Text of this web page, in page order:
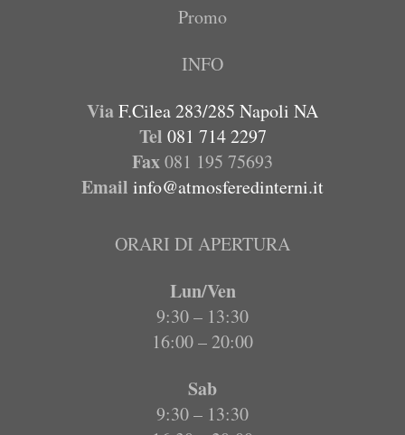
Promo
INFO
ViaF.Cilea 283/285 Napoli NA
Tel 081 714 2297
Fax081 195 75693
Email info@atmosferedinterni.it
ORARI DI APERTURA
Lun/Ven
9:30 – 13:30
16:00 – 20:00
Sab
9:30 – 13:30